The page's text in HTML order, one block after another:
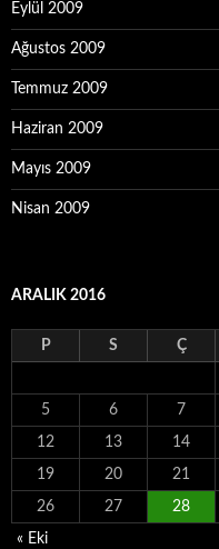
Eylül 2009
Ağustos 2009
Temmuz 2009
Haziran 2009
Mayıs 2009
Nisan 2009
ARALIK 2016
P S Ç
5 6 7
12 13 14
19 20 21
26 27 28
« Eki